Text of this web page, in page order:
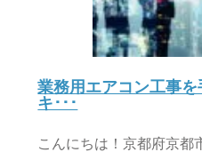
業務用エアコン工事
キ･･･
こんにちは！京都府京都